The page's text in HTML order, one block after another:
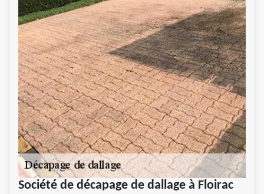
Société de décapage de dallage à Floirac